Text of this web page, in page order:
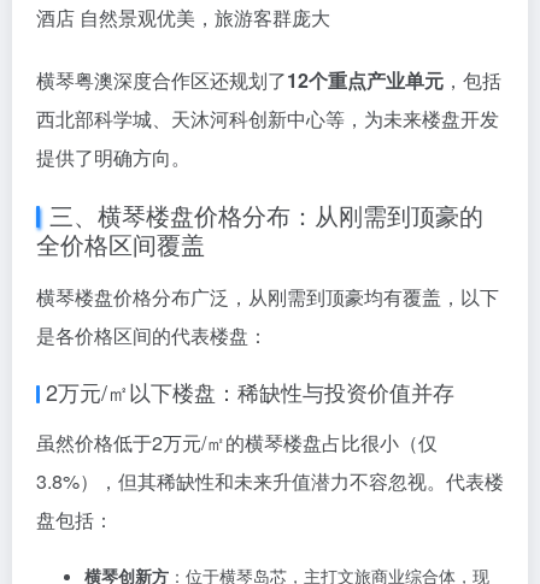
达，生活配套完善
科创与制造区 琴澳创新产业园、横琴粤澳科学城 产业
园区、商办 “工业上岛”示范，科研与制造业聚集
业、住宅 文化创意产业，非遗传承
休闲旅游区 长隆国际海洋度假区周边楼盘 旅游地产、
酒店 自然景观优美，旅游客群庞大
横琴粤澳深度合作区还规划了12个重点产业单元，包括
提供了明确方向。
三、横琴楼盘价格分布：从刚需到顶豪的